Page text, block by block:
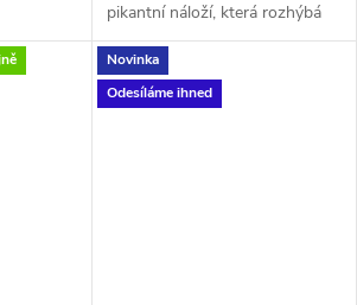
pikantní náloží, která rozhýbá
chuťové buňky každého kapra.
Novinka
Odesíláme ihned